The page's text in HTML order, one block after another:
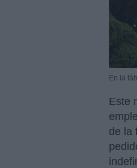
En la
Este
de la